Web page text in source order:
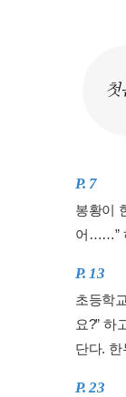
첫
P. 7
봉황이
어……”
P. 13
초등학
요?” 하
단다. 한
P. 23